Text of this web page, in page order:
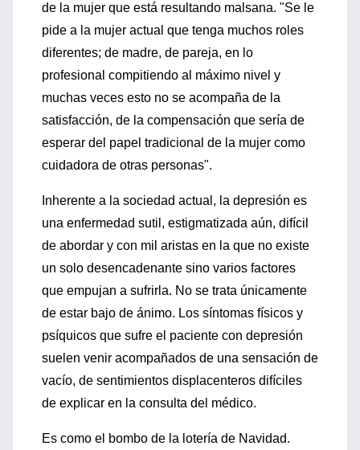
de la mujer que está resultando malsana. "Se le
pide a la mujer actual que tenga muchos roles
diferentes; de madre, de pareja, en lo
profesional compitiendo al máximo nivel y
muchas veces esto no se acompaña de la
satisfacción, de la compensación que sería de
esperar del papel tradicional de la mujer como
cuidadora de otras personas".
Inherente a la sociedad actual, la depresión es
una enfermedad sutil, estigmatizada aún, difícil
de abordar y con mil aristas en la que no existe
un solo desencadenante sino varios factores
que empujan a sufrirla. No se trata únicamente
de estar bajo de ánimo. Los síntomas físicos y
psíquicos que sufre el paciente con depresión
suelen venir acompañados de una sensación de
vacío, de sentimientos displacenteros difíciles
de explicar en la consulta del médico.
Es como el bombo de la lotería de Navidad.